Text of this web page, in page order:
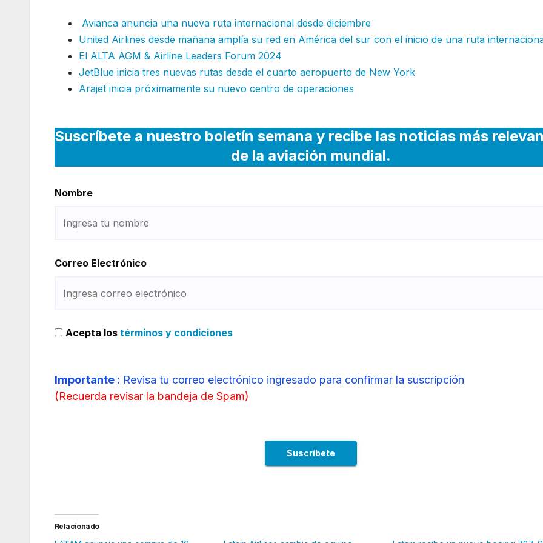
Avianca anuncia una nueva ruta internacional desde diciembre
United Airlines desde mañana amplía su red en América del sur con el inicio de una ruta
El ALTA AGM & Airline Leaders Forum 2024
JetBlue inicia tres nuevas rutas desde el cuarto aeropuerto de New York
Arajet inicia próximamente su nuevo centro de operaciones
Suscríbete a nuestro boletín semana y recibe las noticias más
de la aviación mundial.
Nombre
Correo Electrónico
Acepta los términos y condiciones
Importante : Revisa tu correo electrónico ingresado para confirmar la suscripción
(Recuerda revisar la bandeja de Spam)
Relacionado